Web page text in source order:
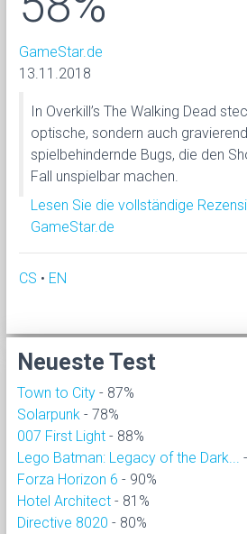
GameStar.de
13.11.2018
In Overkill’s The Walking Dead
optische, sondern auch
spielbehindernde Bugs, die den
Fall unspielbar machen.
Lesen Sie die vollständige
GameStar.de
CS • EN
Neueste Test
Town to City - 87%
Solarpunk - 78%
007 First Light - 88%
Lego Batman: Legacy of the Dark...
Forza Horizon 6 - 90%
Hotel Architect - 81%
Directive 8020 - 80%